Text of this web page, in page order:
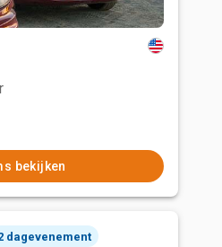
bekijken
dagevenement